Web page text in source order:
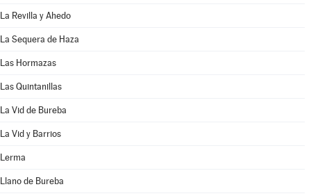
La Revilla y Ahedo
La Sequera de Haza
Las Hormazas
Las Quintanillas
La Vid de Bureba
La Vid y Barrios
Lerma
Llano de Bureba